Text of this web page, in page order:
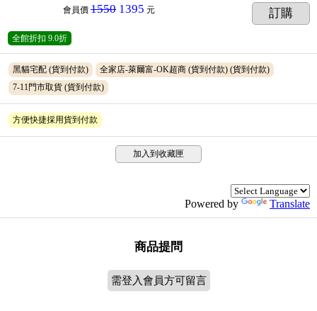
會員價 1550 1395 元 訂購
全館折扣 9.0折
黑貓宅配 (貨到付款) 全家店-萊爾富-OK超商 (貨到付款) (貨到付款)
7-11門市取貨 (貨到付款)
方便快捷採用貨到付款
加入到收藏匣
Powered by Translate
商品提問
需登入會員方可留言